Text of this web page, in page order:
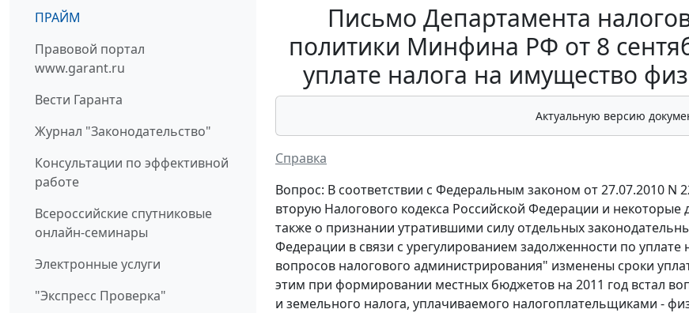
ПРАЙМ
Правовой портал
www.garant.ru
Вести Гаранта
Журнал "Законодательство"
Консультации по эффективной
работе
Всероссийские спутниковые
онлайн-семинары
Электронные услуги
"Экспресс Проверка"
Письмо Департамента
политики Минфина РФ от 8
уплате налога на имущество
Актуальную версию
Справка
Вопрос: В соответствии с Федеральным законом от 27.07.2010
вторую Налогового кодекса Российской Федерации и
также о признании утратившими силу отдельных
Федерации в связи с урегулированием задолженности по
вопросов налогового администрирования" изменены сроки
этим при формировании местных бюджетов на 2011 год встал
и земельного налога, уплачиваемого налогоплательщиками -